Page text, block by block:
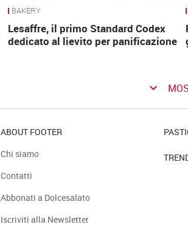
BAKERY
Lesaffre, il primo Standard Codex
dedicato al lievito per panificazione
keyboard_arrow_down
ABOUT FOOTER
Chi siamo
Contatti
Abbonati a Dolcesalato
Iscriviti alla Newsletter